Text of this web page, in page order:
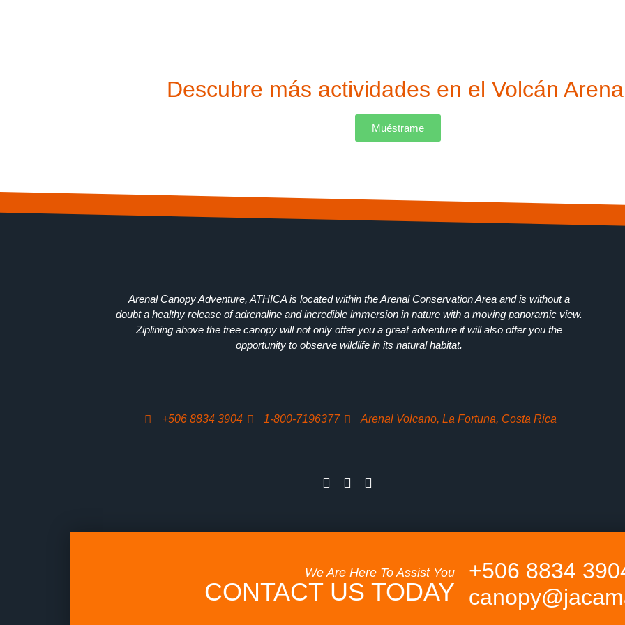
Descubre más actividades en el Volcán
Muéstrame
Arenal Canopy Adventure, ATHICA is located within the Arenal Conservation Area and is without a
doubt a healthy release of adrenaline and incredible immersion in nature with a moving panoramic view.
Ziplining above the tree canopy will not only offer you a great adventure it will also offer you the
opportunity to observe wildlife in its natural habitat.
+506 8834 3904 1-800-7196377 Arenal Volcano, La Fortuna, Costa Rica
We Are Here To Assist You
CONTACT US TODAY
+506 8834